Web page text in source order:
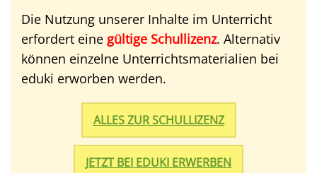
Die Nutzung unserer Inhalte im Unterricht
erfordert eine gültige Schullizenz. Alternativ
können einzelne Unterrichtsmaterialien bei
eduki erworben werden.
ALLES ZUR SCHULLIZENZ
JETZT BEI EDUKI ERWERBEN